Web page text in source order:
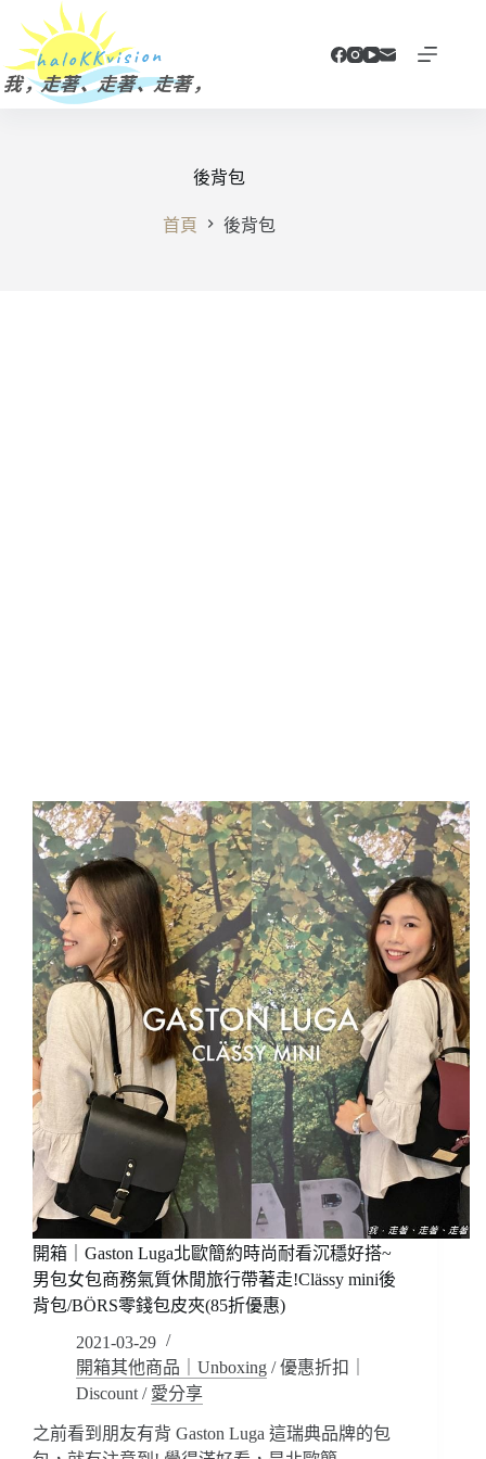
主
要
後背包
首頁 後背包
開箱｜Gaston Luga北歐簡約時尚耐看沉穩好搭~
男包女包商務氣質休閒旅行帶著走!Clässy mini後
背包/BÖRS零錢包皮夾(85折優惠)
2021-03-29
開箱其他商品｜Unboxing /優惠折扣｜
Discount / 愛分享
之前看到朋友有背 Gaston Luga 這瑞典品牌的包